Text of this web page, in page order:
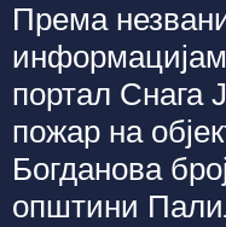
Према
портал Снага
пожар на
Богданова
општини